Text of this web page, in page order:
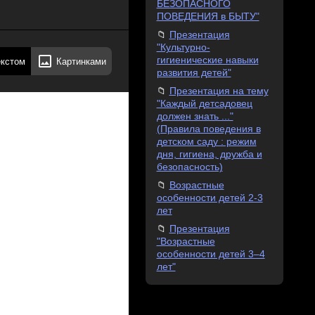
Картинками
БЕЗОПАСНОГО
ПОВЕДЕНИЯ в БЫТУ"
Презентация
"Культурно-
гигиенические навыки
развития детей"
Презентация на тему
"Каждый детсадовец
должен знать ..."
(Правила поведения в
детском саду : режим
дня, гигиена, дружба и
безопасность)
Возрастные
особенности детей 2-3
лет
Презентация
"Возрастные
особенности детей 3–4
лет"